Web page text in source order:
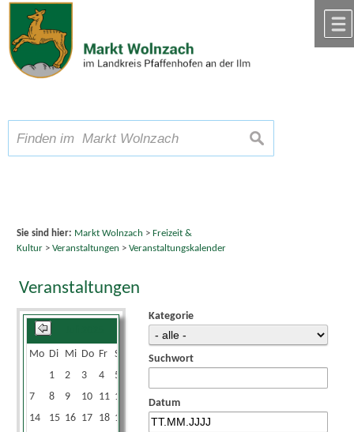
Zum Inhalt,zur Navigation
Schriftgröße A A A suchen
Sie sind hier: Markt Wolnzach > Freizeit &
Kultur> Veranstaltungen > Veranstaltungskalender
Veranstaltungen
Mo Di Mi Do Fr Sa
1
2 3 4 5
7
8 9 10 11 12
14
15 16 17 18 19
Kategorie
Suchwort
Datum